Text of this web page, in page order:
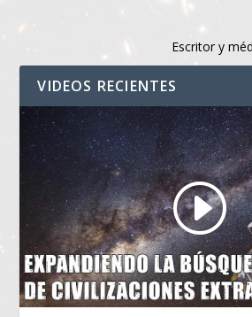
Escritor y
VIDEOS RECIENTES